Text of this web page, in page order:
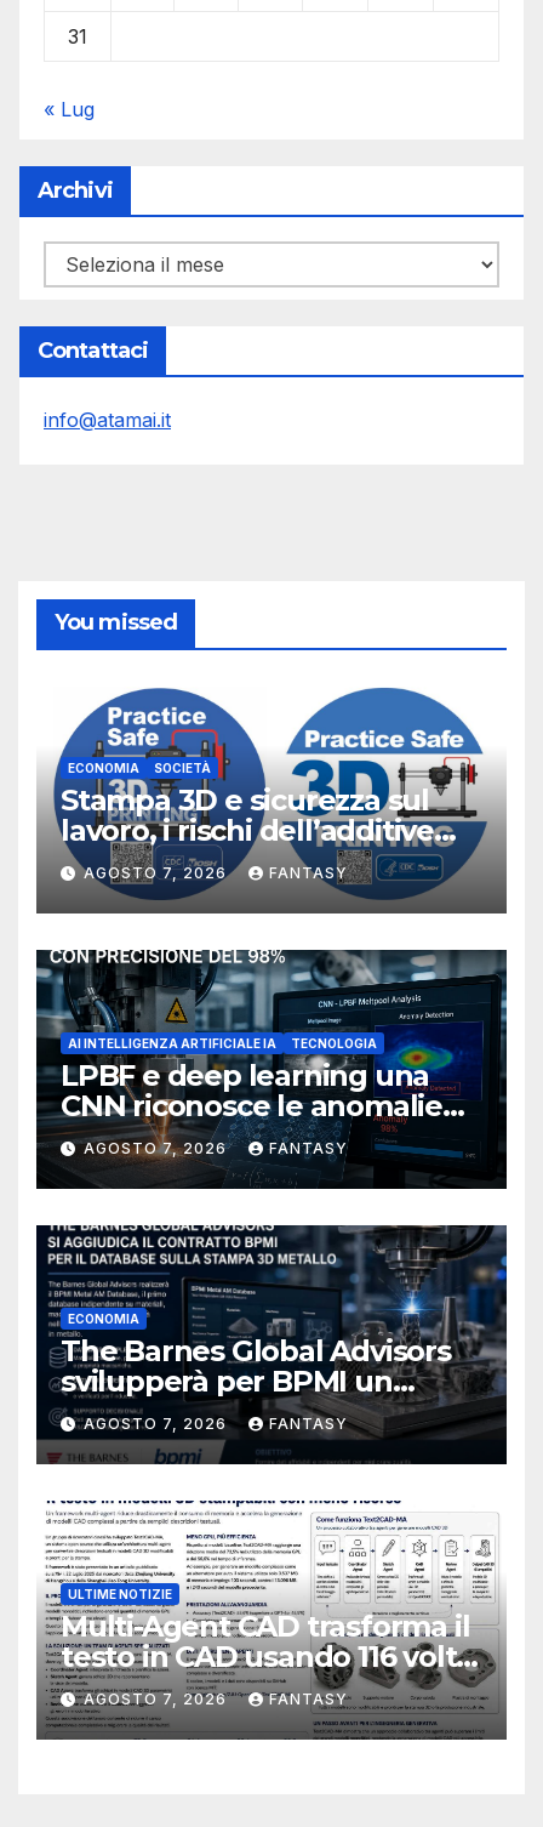
31
« Lug
Archivi
Archivi
Contattaci
info@atamai.it
You missed
ECONOMIA SOCIETÀ
Stampa 3D e sicurezza sul
lavoro, i rischi dell’additive
manufacturing secondo
NIOSH
AGOSTO 7, 2026 FANTASY
AI INTELLIGENZA ARTIFICIALE IA TECNOLOGIA
LPBF e deep learning una
CNN riconosce le anomalie
del bagno di fusione
AGOSTO 7, 2026 FANTASY
ECONOMIA
The Barnes Global Advisors
svilupperà per BPMI un
database per la stampa 3D
metallica destinata alla filiera
navale statunitense
AGOSTO 7, 2026 FANTASY
ULTIME NOTIZIE
Multi-Agent CAD trasforma il
testo in CAD usando 116 volte
meno token
AGOSTO 7, 2026 FANTASY